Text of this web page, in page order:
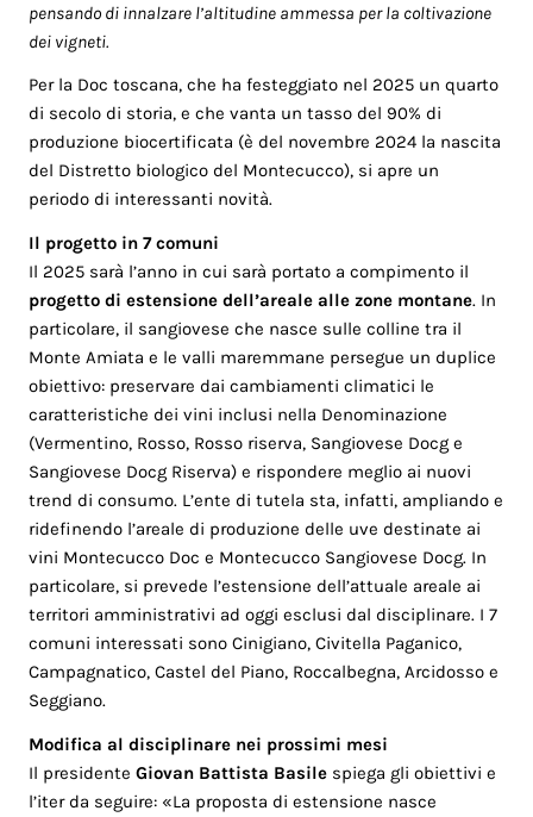
pensando di innalzare l’altitudine ammessa per la coltivazione
dei vigneti.
Per la Doc toscana, che ha festeggiato nel 2025 un quarto
di secolo di storia, e che vanta un tasso del 90% di
produzione biocertificata (è del novembre 2024 la nascita
del Distretto biologico del Montecucco), si apre un
periodo di interessanti novità.
Il progetto in 7 comuni
Il 2025 sarà l’anno in cui sarà portato a compimento il
progetto di estensione dell’areale alle zone montane. In
particolare, il sangiovese che nasce sulle colline tra il
Monte Amiata e le valli maremmane persegue un duplice
obiettivo: preservare dai cambiamenti climatici le
caratteristiche dei vini inclusi nella Denominazione
(Vermentino, Rosso, Rosso riserva, Sangiovese Docg e
Sangiovese Docg Riserva) e rispondere meglio ai nuovi
trend di consumo. L’ente di tutela sta, infatti, ampliando e
ridefinendo l’areale di produzione delle uve destinate ai
vini Montecucco Doc e Montecucco Sangiovese Docg. In
particolare, si prevede l’estensione dell’attuale areale ai
territori amministrativi ad oggi esclusi dal disciplinare. I 7
comuni interessati sono Cinigiano, Civitella Paganico,
Campagnatico, Castel del Piano, Roccalbegna, Arcidosso e
Seggiano.
Modifica al disciplinare nei prossimi mesi
Il presidenteGiovan Battista Basile spiega gli obiettivi e
l’iter da seguire: «La proposta di estensione nasce